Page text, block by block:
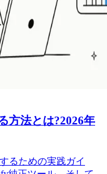
方法とは?2026年
るための実践ガイ